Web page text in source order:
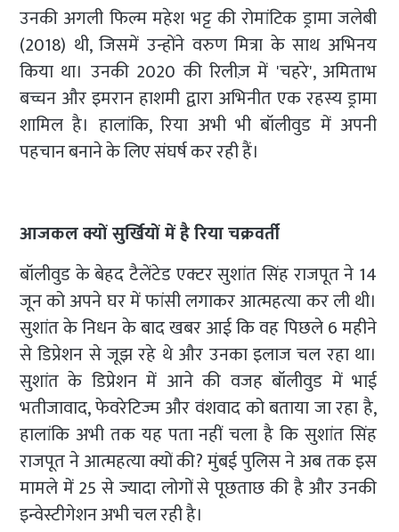
उनकी अगली फिल्म महेश भट्ट की रोमांटिक ड्रामा जलेबी
(2018) थी, जिसमें उन्होंने वरुण मित्रा के साथ अभिनय
किया था। उनकी 2020 की रिलीज़ में 'चहरे', अमिताभ
बच्चन और इमरान हाशमी द्वारा अभिनीत एक रहस्य ड्रामा
शामिल है। हालांकि, रिया अभी भी बॉलीवुड में अपनी
पहचान बनाने के लिए संघर्ष कर रही हैं।
आजकल क्यों सुर्खियों में है रिया चक्रवर्ती
बॉलीवुड के बेहद टैलेंटेड एक्टर सुशांत सिंह राजपूत ने 14
जून को अपने घर में फांसी लगाकर आत्महत्या कर ली थी।
सुशांत के निधन के बाद खबर आई कि वह पिछले 6 महीने
से डिप्रेशन से जूझ रहे थे और उनका इलाज चल रहा था।
सुशांत के डिप्रेशन में आने की वजह बॉलीवुड में भाई
भतीजावाद, फेवरेटिज्म और वंशवाद को बताया जा रहा है,
हालांकि अभी तक यह पता नहीं चला है कि सुशांत सिंह
राजपूत ने आत्महत्या क्यों की? मुंबई पुलिस ने अब तक इस
मामले में 25 से ज्यादा लोगों से पूछताछ की है और उनकी
इन्वेस्टीगेशन अभी चल रही है।